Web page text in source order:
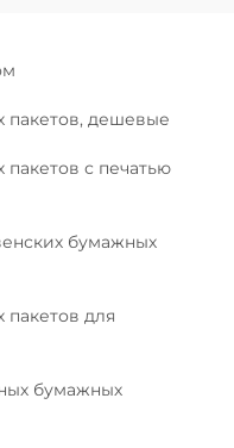
пакетов, дешевые
с печатью
бумажных
для
бумажных